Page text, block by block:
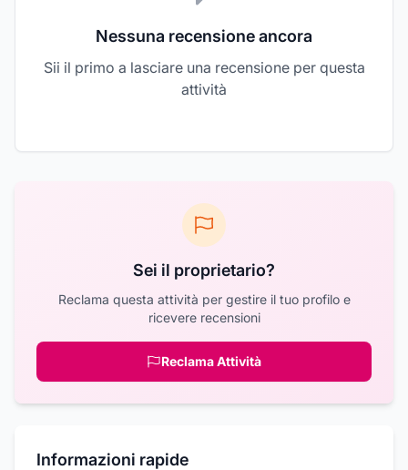
Nessuna recensione ancora
Sii il primo a lasciare una recensione per questa
attività
Sei il proprietario?
Reclama questa attività per gestire il tuo profilo e
ricevere recensioni
Reclama Attività
Informazioni rapide